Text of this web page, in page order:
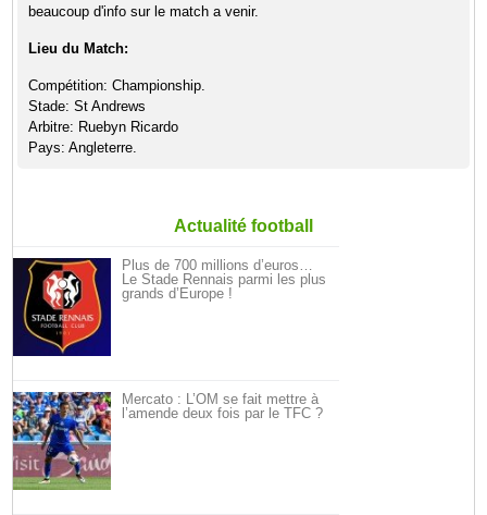
beaucoup d'info sur le match a venir.
Lieu du Match:
Compétition: Championship.
Stade: St Andrews
Arbitre: Ruebyn Ricardo
Pays: Angleterre.
Actualité football
Plus de 700 millions d’euros…
Le Stade Rennais parmi les plus
grands d’Europe !
Mercato : L’OM se fait mettre à
l’amende deux fois par le TFC ?